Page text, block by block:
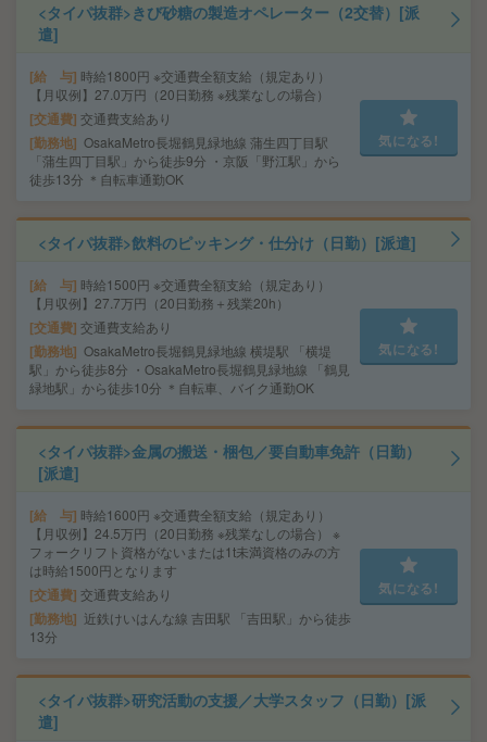
<タイパ抜群>きび砂糖の製造オペレーター（2交替）[派
遣]
給 与 時給1800円 ※交通費全額支給（規定あり）
【月収例】27.0万円（20日勤務 ※残業なしの場合）
交通費 交通費支給あり
勤務地 OsakaMetro長堀鶴見緑地線 蒲生四丁目駅
「蒲生四丁目駅」から徒歩9分 ・京阪「野江駅」から
徒歩13分 ＊自転車通勤OK
気になる!
<タイパ抜群>飲料のピッキング・仕分け（日勤）[派遣]
給 与 時給1500円 ※交通費全額支給（規定あり）
【月収例】27.7万円（20日勤務＋残業20h）
交通費 交通費支給あり
勤務地 OsakaMetro長堀鶴見緑地線 横堤駅 「横堤
駅」から徒歩8分 ・OsakaMetro長堀鶴見緑地線 「鶴見
緑地駅」から徒歩10分 ＊自転車、バイク通勤OK
気になる!
<タイパ抜群>金属の搬送・梱包／要自動車免許（日勤）
[派遣]
給 与 時給1600円 ※交通費全額支給（規定あり）
【月収例】24.5万円（20日勤務 ※残業なしの場合） ※
フォークリフト資格がないまたは1t未満資格のみの方
は時給1500円となります
交通費 交通費支給あり
勤務地
近鉄けいはんな線 吉田駅 「吉田駅」から徒歩
13分
気になる!
<タイパ抜群>研究活動の支援／大学スタッフ（日勤）[派
遣]